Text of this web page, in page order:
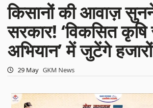
किसानों की आवाज़
सरकार! ‘विकसित
अभियान’ में जुटेंगे
29 May GKM News